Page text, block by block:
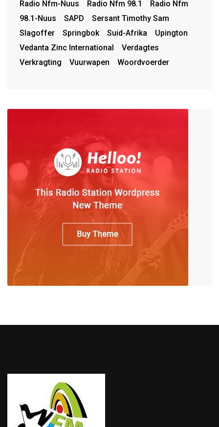
Radio Nfm-Nuus
Radio Nfm 98.1
Radio Nfm
98.1-Nuus
SAPD
Sersant Timothy Sam
Slagoffer
Springbok Suid-Afrika
Upington
Vedanta Zinc International
Verdagtes
Verkragting
Vuurwapen Woordvoerder